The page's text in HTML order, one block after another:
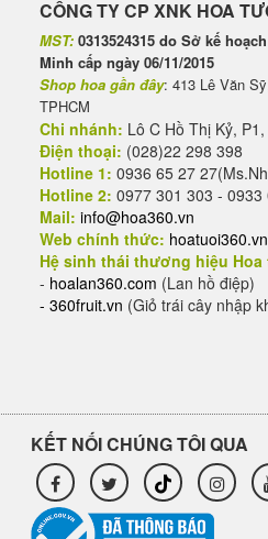
CÔNG TY CP XNK HOA
MST: 0313524315 do Sở kế
Minh cấp ngày 06/11/2015
Shop hoa gần đây: 413 Lê Văn
TPHCM
Chi nhánh: Lô C Hồ Thị Kỷ,
Điện thoại: (028)22 298 398
Hotline 1: 0936 65 27
Hotline 2: 0977 301 303 - 0933
Mail: info@hoa360.vn
Web chính thức: hoatuoi360.vn
Hệ sinh thái thương hiệu
- hoalan360.com (Lan hồ điệp)
- 360fruit.vn (Giỏ trái cây nhập
KẾT NỐI CHÚNG TÔI QUA